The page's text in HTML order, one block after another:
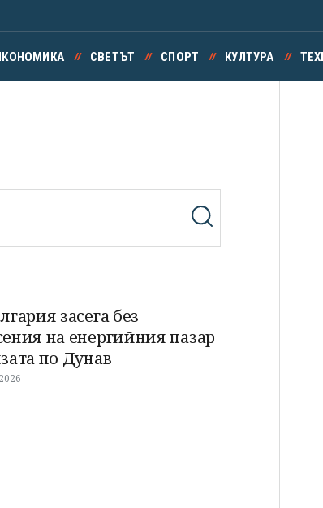
СВЕТЪТ СПОРТ КУЛТУРА
засега без
на енергийния пазар
по Дунав